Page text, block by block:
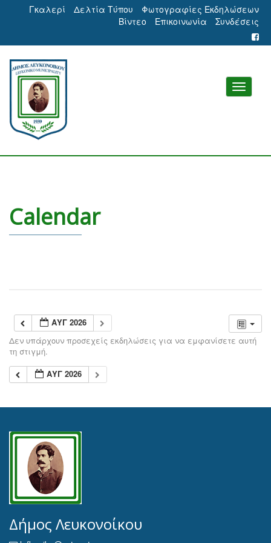
Γκαλερί Δελτία Τύπου
Φωτογραφίες Εκδηλώσεων
Βίντεο
Επικοινωνία Συνδέσεις
Calendar
ΑΥΓ 2026
Δεν υπάρχουν προσεχείς εκδηλώσεις για να εμφανίσετε αυτή
τη στιγμή.
ΑΥΓ 2026
Δήμος Λευκονοίκου